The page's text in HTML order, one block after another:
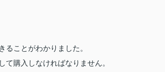
ることがわかりました。
購入しなければなりません。